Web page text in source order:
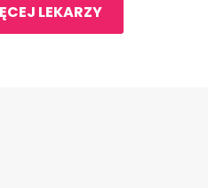
LEKARZY